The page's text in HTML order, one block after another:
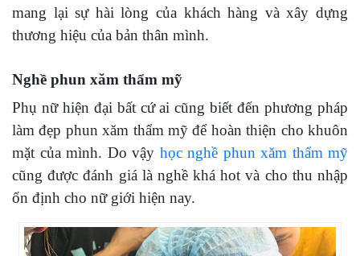
mang lại sự hài lòng của khách hàng và xây dựng
thương hiệu của bản thân mình.
Nghề phun xăm thẩm mỹ
Phụ nữ hiện đại bất cứ ai cũng biết đến phương pháp
làm đẹp phun xăm thẩm mỹ để hoàn thiện cho khuôn
mặt của mình. Do vậy học nghề phun xăm thẩm mỹ
cũng được đánh giá là nghề khá hot và cho thu nhập
ổn định cho nữ giới hiện nay.